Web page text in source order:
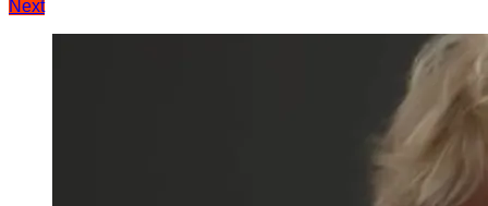
записів
Next